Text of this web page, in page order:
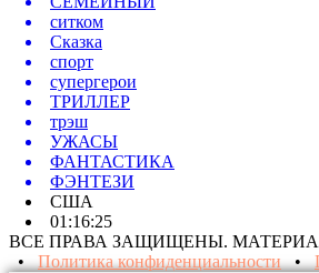
ситком
Сказка
спорт
супергерои
ТРИЛЛЕР
трэш
УЖАСЫ
ФАНТАСТИКА
ФЭНТЕЗИ
США
01:16:25
ВСЕ ПРАВА ЗАЩИЩЕНЫ.
•Политика конфиденциальности•